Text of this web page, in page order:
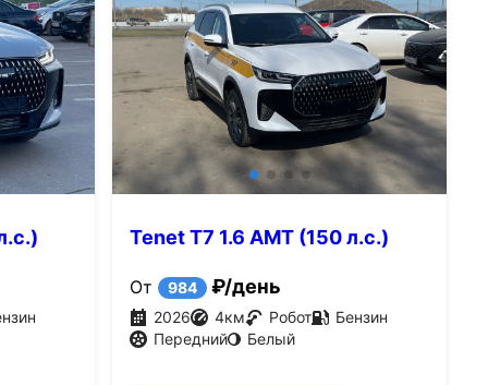
Tenet T7 1.6 AMT (150 л.с.)
От 984 ₽/день
2026 4км Робот
Бензин
Передний
Белый